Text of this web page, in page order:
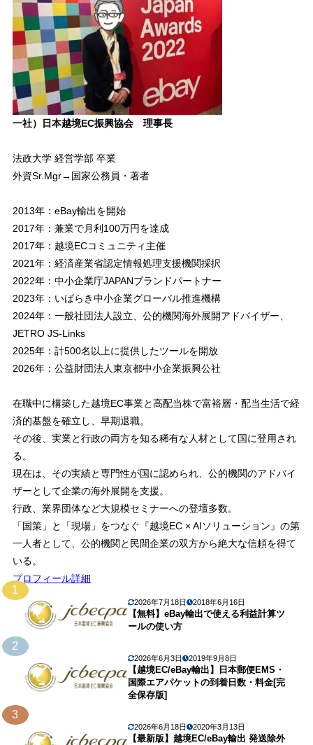
一社）日本越境EC振興協会 理事長
法政大学 経営学部 卒業
外資Sr.Mgr→国家公務員・著者
2013年：eBay輸出を開始
2017年：兼業で月利100万円を達成
2017年：越境ECコミュニティ主催
2021年：経済産業省認定情報処理支援機関採択
2022年：中小企業庁JAPANブランドパートナー
2023年：いばらき中小企業グローバル推進機構
2024年：一般社団法人設立、公的機関海外展開アドバイザー、
JETRO JS-Links
2025年：計500名以上に提供したツールを開放
2026年：公益財団法人東京都中小企業振興公社
在職中に構築した越境EC事業と高配当株で富裕層・配当生活で経
済的基盤を確立し、早期退職。
その後、実業と行政の両方を知る稀有な人材として国に登用され
る。
現在は、その実績と専門性が国に認められ、公的機関のアドバイ
ザーとして企業の海外展開を支援。
行政、業界団体など大規模セミナーへの登壇多数。
「国策」と「現場」をつなぐ『越境EC × AIソリューション』の第
一人者として、公的機関と民間企業の双方から絶大な信頼を得て
いる。
プロフィール詳細
1
2026年7月18日 2018年6月16日
【無料】eBay輸出で使える利益計算ツ
ールの使い方
2
2026年6月3日 2019年9月8日
【越境EC/eBay輸出】日本郵便EMS・
国際エアパケットの到着日数・料金[完
全保存版]
3
2026年6月18日 2020年3月13日
【最新版】越境EC/eBay輸出 発送除外